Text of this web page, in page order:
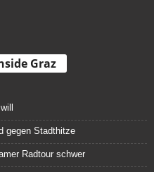
Graz
gegen Stadthitze
Radtour schwer